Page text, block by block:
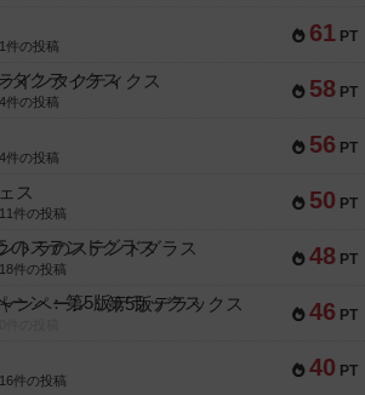
61 PT
1件の投稿
58 PT
インタクティクス
4件の投稿
56 PT
4件の投稿
50 PT
ス
11件の投稿
48 PT
トラのステンドグラス
18件の投稿
46 PT
ンペーン：第5版デラックス
40 PT
16件の投稿